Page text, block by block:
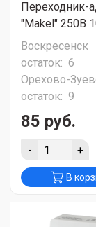
Переходник-
"Makel" 250В
Воскресенск
остаток: 6
Орехово-
остаток: 9
85 руб.
- +
В